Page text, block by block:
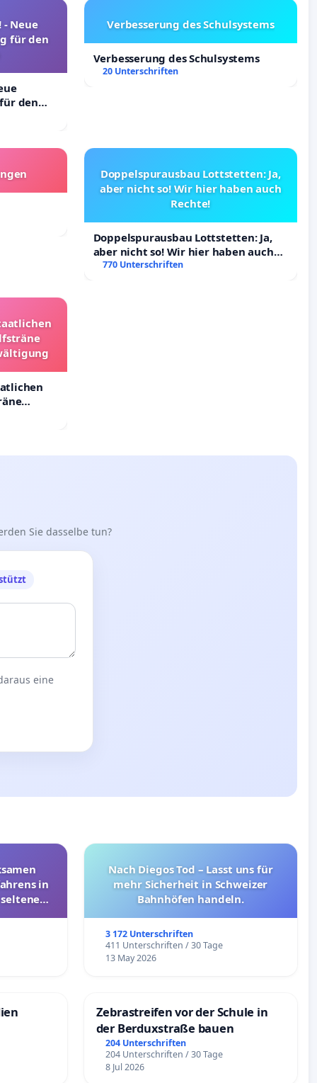
Neue
für den
den
Verbesserung des Schulsystems
Verbesserung des Schulsystems
20 Unterschriften
Doppelspurausbau Lottstetten: Ja,
aber nicht so! Wir hier haben auch
Rechte!
Doppelspurausbau Lottstetten: Ja,
aber nicht so! Wir hier haben auch
Rechte!
770 Unterschriften
Sie dasselbe tun?
eine
in
Nach Diegos Tod – Lasst uns für
mehr Sicherheit in Schweizer
Bahnhöfen handeln.
3 172 Unterschriften
411 Unterschriften / 30 Tage
13 May 2026
Zebrastreifen vor der Schule in
der Berduxstraße bauen
204 Unterschriften
204 Unterschriften / 30 Tage
8 Jul 2026